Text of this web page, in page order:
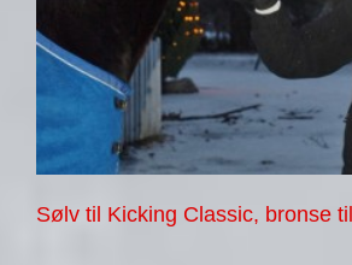
Sølv til Kicking Classic, bronse